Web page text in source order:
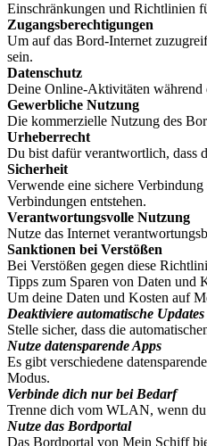
Einschränkungen und Richtlinien
Zugangsberechtigungen
Um auf das Bord-Internet
sein.
Datenschutz
Deine Online-Aktivitäten während
Gewerbliche Nutzung
Die kommerzielle Nutzung des
Urheberrecht
Du bist dafür verantwortlich, dass
Sicherheit
Verwende eine sichere
Verbindungen entstehen.
Verantwortungsvolle Nutzung
Nutze das Internet
Sanktionen bei Verstößen
Bei Verstößen gegen diese
Tipps zum Sparen von Daten und
Um deine Daten und Kosten auf
Deaktiviere automatische Updates
Stelle sicher, dass die
Nutze datensparende Apps
Es gibt verschiedene
Modus.
Verbinde dich nur bei Bedarf
Trenne dich vom WLAN, wenn
Nutze das Bordportal
Das Bordportal von Mein Schiff